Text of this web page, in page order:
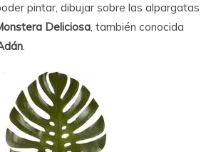
pintar, dibujar sobre las alpargatas
Deliciosa, también conocida
.